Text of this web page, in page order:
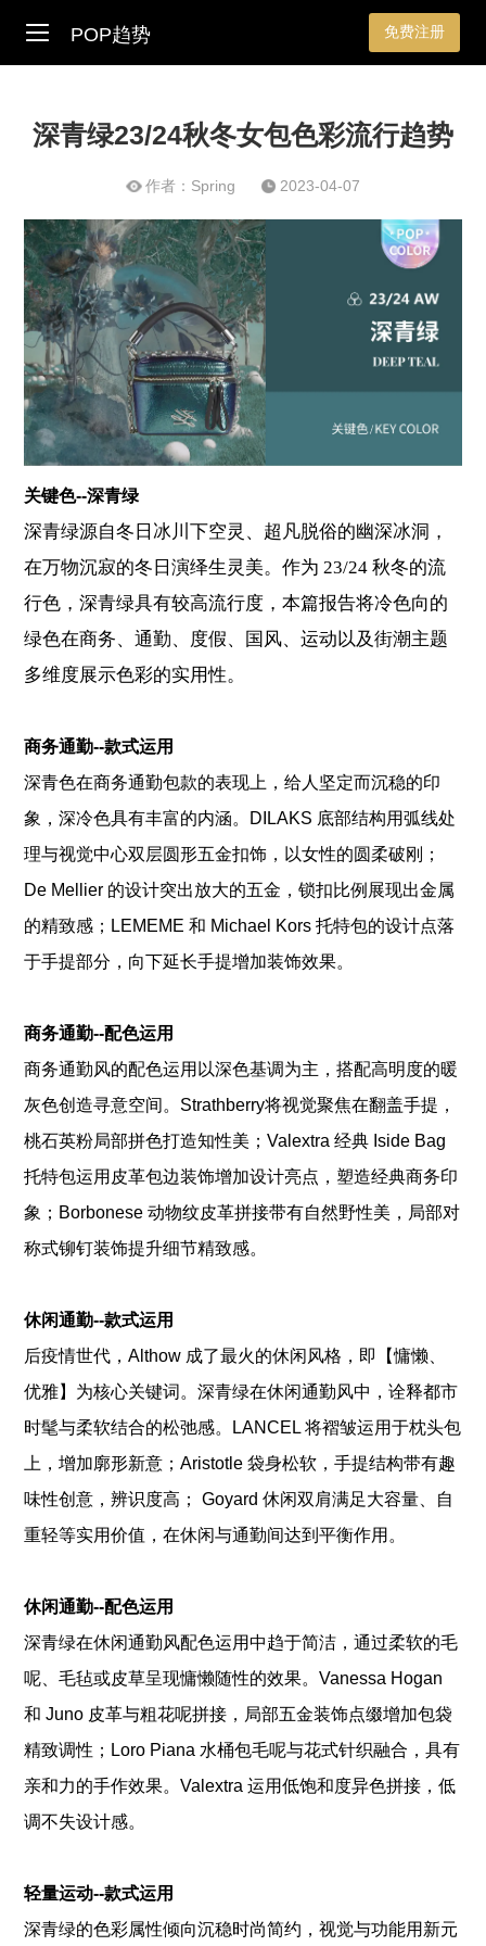
POP趋势 免费注册
深青绿23/24秋冬女包色彩流行趋势
作者：Spring 2023-04-07
关键色--深青绿
深青绿源自冬日冰川下空灵、超凡脱俗的幽深冰洞，
在万物沉寂的冬日演绎生灵美。作为 23/24 秋冬的流
行色，深青绿具有较高流行度，本篇报告将冷色向的
绿色在商务、通勤、度假、国风、运动以及街潮主题
多维度展示色彩的实用性。
商务通勤--款式运用
深青色在商务通勤包款的表现上，给人坚定而沉稳的印
象，深冷色具有丰富的内涵。DILAKS 底部结构用弧线处
理与视觉中心双层圆形五金扣饰，以女性的圆柔破刚；
De Mellier 的设计突出放大的五金，锁扣比例展现出金属
的精致感；LEMEME 和 Michael Kors 托特包的设计点落
于手提部分，向下延长手提增加装饰效果。
商务通勤--配色运用
商务通勤风的配色运用以深色基调为主，搭配高明度的暖
灰色创造寻意空间。Strathberry将视觉聚焦在翻盖手提，
桃石英粉局部拼色打造知性美；Valextra 经典 Iside Bag
托特包运用皮革包边装饰增加设计亮点，塑造经典商务印
象；Borbonese 动物纹皮革拼接带有自然野性美，局部对
称式铆钉装饰提升细节精致感。
休闲通勤--款式运用
后疫情世代，Althow 成了最火的休闲风格，即【慵懒、
优雅】为核心关键词。深青绿在休闲通勤风中，诠释都市
时髦与柔软结合的松弛感。LANCEL 将褶皱运用于枕头包
上，增加廓形新意；Aristotle 袋身松软，手提结构带有趣
味性创意，辨识度高； Goyard 休闲双肩满足大容量、自
重轻等实用价值，在休闲与通勤间达到平衡作用。
休闲通勤--配色运用
深青绿在休闲通勤风配色运用中趋于简洁，通过柔软的毛
呢、毛毡或皮草呈现慵懒随性的效果。Vanessa Hogan
和 Juno 皮革与粗花呢拼接，局部五金装饰点缀增加包袋
精致调性；Loro Piana 水桶包毛呢与花式针织融合，具有
亲和力的手作效果。Valextra 运用低饱和度异色拼接，低
调不失设计感。
轻量运动--款式运用
深青绿的色彩属性倾向沉稳时尚简约，视觉与功能用新元